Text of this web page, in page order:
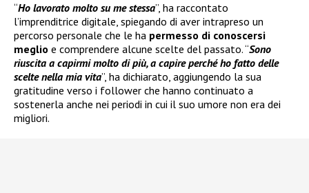
“Ho lavorato molto su me stessa”, ha raccontato
l’imprenditrice digitale, spiegando di aver intrapreso un
percorso personale che le ha permesso di conoscersi
meglio e comprendere alcune scelte del passato. “Sono
riuscita a capirmi molto di più, a capire perché ho fatto delle
scelte nella mia vita”, ha dichiarato, aggiungendo la sua
gratitudine verso i follower che hanno continuato a
sostenerla anche nei periodi in cui il suo umore non era dei
migliori.